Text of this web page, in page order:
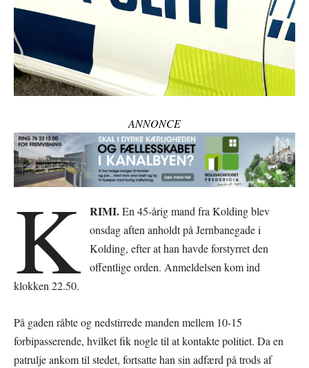
ANNONCE
K RIMI.En 45-årig mand fra Kolding blev
onsdag aften anholdt på Jernbanegade i
Kolding, efter at han havde forstyrret den
offentlige orden. Anmeldelsen kom ind
klokken 22.50.
På gaden råbte og nedstirrede manden mellem 10-15
forbipasserende, hvilket fik nogle til at kontakte politiet. Da en
patrulje ankom til stedet, fortsatte han sin adfærd på trods af